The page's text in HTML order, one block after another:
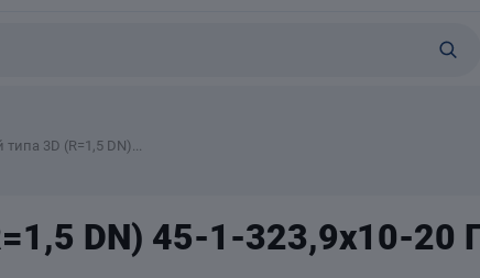
3D (R=1,5 DN)...
DN) 45-1-323,9х10-20